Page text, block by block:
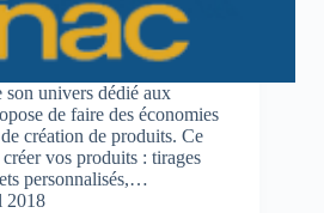
univers dédié aux
de faire des économies
création de produits. Ce
vos produits : tirages
personnalisés,…
2018